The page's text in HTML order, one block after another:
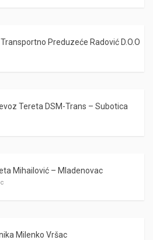
Preduzeće Radović D.O.O
Tereta DSM-Trans – Subotica
Mihailović – Mladenovac
Milenko Vršac